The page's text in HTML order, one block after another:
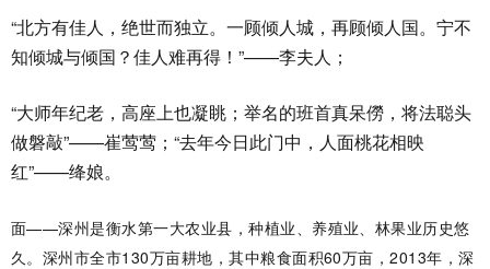
“北方有佳人，绝世而独立。一顾倾人城，再顾倾人国。宁不
知倾城与倾国？佳人难再得！”——李夫人；
“大师年纪老，高座上也凝眺；举名的班首真呆僗，将法聪头
做磐敲”——崔莺莺；“去年今日此门中，人面桃花相映
红”——绛娘。
面——深州是衡水第一大农业县，种植业、养殖业、林果业历史悠
久。深州市全市130万亩耕地，其中粮食面积60万亩，2013年，深